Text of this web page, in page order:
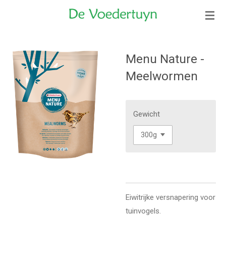
de
hoofdinhoud
Menu Nature -
Meelwormen
Gewicht
Eiwitrijke versnapering voor
tuinvogels.